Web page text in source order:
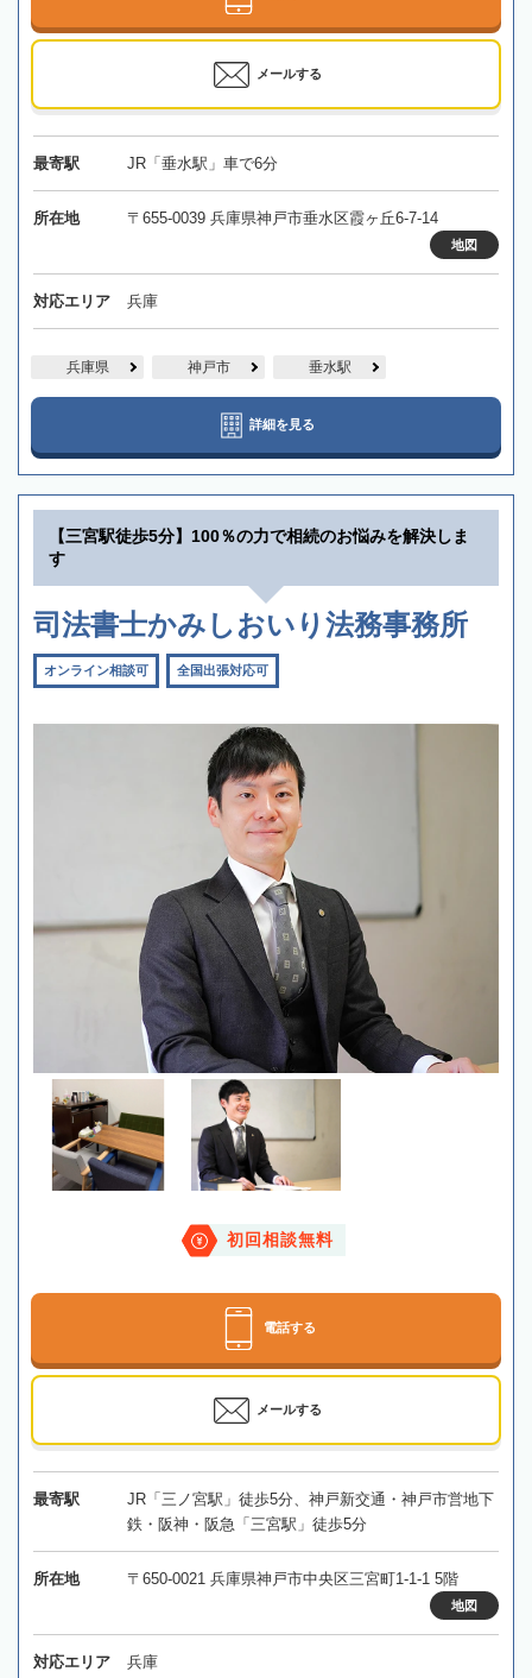
メールする
最寄駅 JR「垂水駅」車で6分
所在地 〒655-0039 兵庫県神戸市垂水区霞ヶ丘6-7-14
地図
対応エリア 兵庫
兵庫県 神戸市 垂水駅
詳細を見る
【三宮駅徒歩5分】100％の力で相続のお悩みを解決しま
す
司法書士かみしおいり法務事務所
オンライン相談可 全国出張対応可
初回相談無料
電話する
メールする
最寄駅
JR「三ノ宮駅」徒歩5分、神戸新交通・神戸市営地下
鉄・阪神・阪急「三宮駅」徒歩5分
所在地 〒650-0021 兵庫県神戸市中央区三宮町1-1-1 5階
地図
対応エリア 兵庫